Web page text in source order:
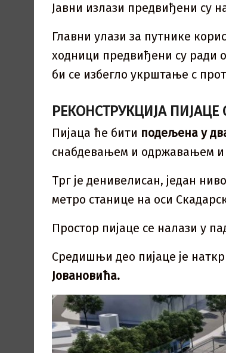
Јавни излази предвиђени су
Главни улази за путнике
ходници предвиђени су ради
би се избегло укрштање с
РЕКОНСТРУКЦИЈА ПИЈАЦЕ
Пијаца ће бити подељена у
снабдевањем и одржавањем и
Трг је денивелисан, један
метро станице на оси
Простор пијаце се налази у
Средишњи део пијаце је
Јовановића.